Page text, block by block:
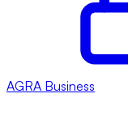
AGRA Business